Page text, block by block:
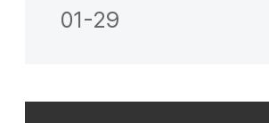
01-29